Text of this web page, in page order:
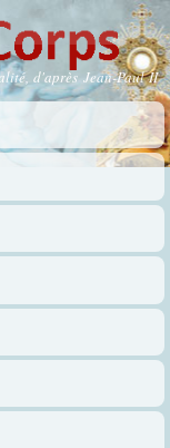
d'après Jean-Paul II